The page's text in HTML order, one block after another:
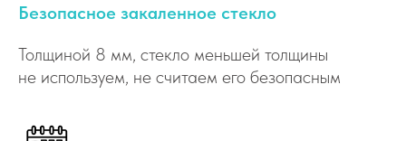
Безопасное закаленное стекло
Толщиной 8 мм, стекло меньшей толщины
не используем, не считаем его безопасным